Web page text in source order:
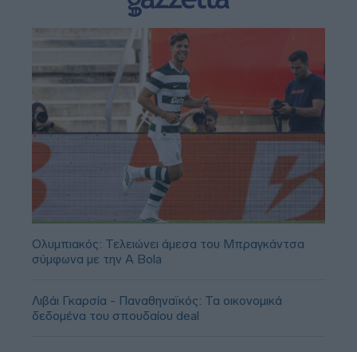
Ολυμπιακός: Τελειώνει άμεσα του Μπραγκάντσα
σύμφωνα με την A Bola
Λιβάι Γκαρσία - Παναθηναϊκός: Τα οικονομικά
δεδομένα του σπουδαίου deal